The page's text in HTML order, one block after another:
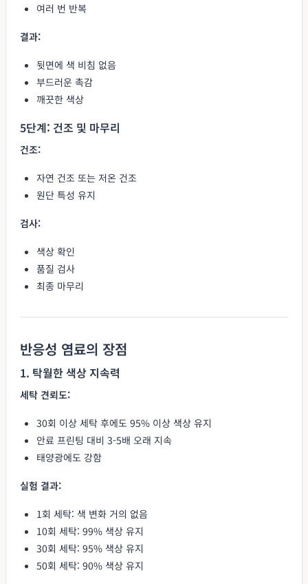
여러 번 반복
결과:
뒷면에 색 비침 없음
부드러운 촉감
깨끗한 색상
5단계: 건조 및 마무리
건조:
자연 건조 또는 저온 건조
원단 특성 유지
검사:
색상 확인
품질 검사
최종 마무리
반응성 염료의 장점
1. 탁월한 색상 지속력
세탁 견뢰도:
30회 이상 세탁 후에도 95% 이상 색상 유지
안료 프린팅 대비 3-5배 오래 지속
태양광에도 강함
실험 결과:
1회 세탁: 색 변화 거의 없음
10회 세탁: 99% 색상 유지
30회 세탁: 95% 색상 유지
50회 세탁: 90% 색상 유지